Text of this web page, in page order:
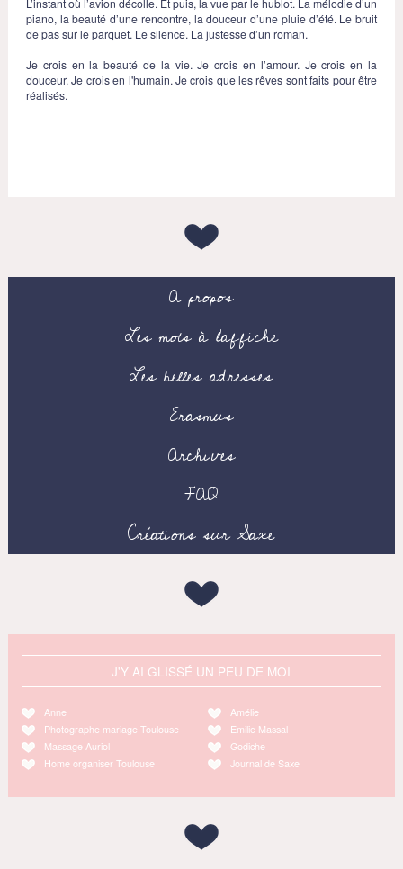
piano, la beauté d’une rencontre, la douceur d’une pluie d’été. Le bruit
de pas sur le parquet. Le silence. La justesse d’un roman.
Je crois en la beauté de la vie. Je crois en l’amour. Je crois en la
douceur. Je crois en l'humain. Je crois que les rêves sont faits pour être
réalisés.
A propos
Les mots à l’affiche
Les belles adresses
Erasmus
Archives
FAQ
Créations sur Saxe
J'Y AI GLISSÉ UN PEU DE MOI
Anne
Photographe mariage Toulouse
Massage Auriol
Home organiser Toulouse
Amélie
Emilie Massal
Godiche
Journal de Saxe